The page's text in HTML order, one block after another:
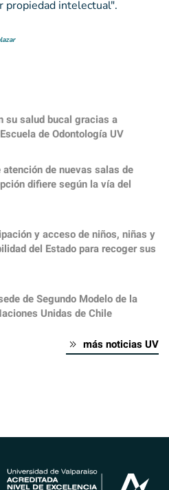
propiedad intelectual".
su salud bucal gracias a
de Odontología UV
de nuevas salas de
difiere según la vía del
y acceso de niños, niñas y
del Estado para recoger sus
de Segundo Modelo de la
Unidas de Chile
más noticias UV